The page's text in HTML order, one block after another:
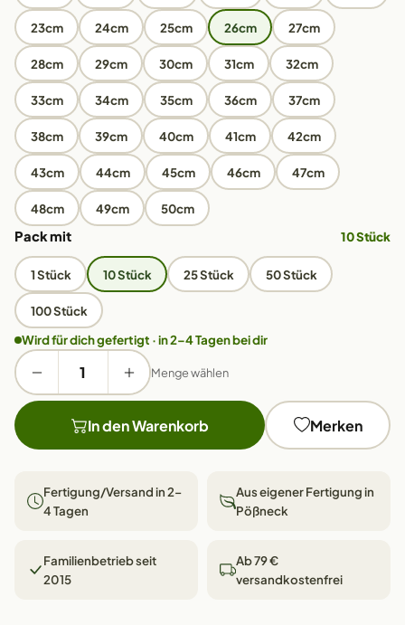
23cm 24cm 25cm 26cm 27cm
28cm 29cm 30cm 31cm 32cm
33cm 34cm 35cm 36cm 37cm
38cm 39cm 40cm 41cm 42cm
43cm 44cm 45cm 46cm 47cm
48cm 49cm 50cm
Pack mit 10 Stück
1 Stück 10 Stück 25 Stück 50 Stück
100 Stück
Wird für dich gefertigt · in 2–4 Tagen bei dir
Menge wählen
In den Warenkorb Merken
Fertigung/Versand in 2–
4 Tagen
Aus eigener Fertigung in
Pößneck
Familienbetrieb seit
2015
Ab 79 €
versandkostenfrei